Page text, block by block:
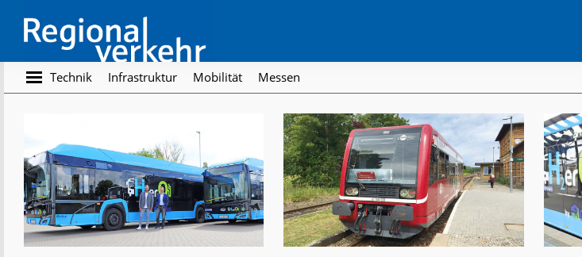
main
content
footer
Regionalverkehr
Die
Fachzeitschrift
Öffentlichen
Personennahverkehr
Technik Infrastruktur Mobilität Messen